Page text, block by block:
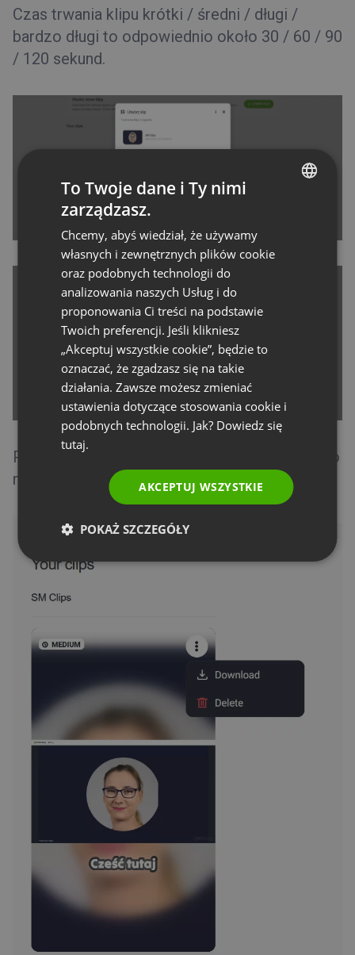
Czas trwania klipu krótki / średni / długi /
bardzo długi to odpowiednio około 30 / 60 / 90
/ 120 sekund.
Po udanym wygenerowaniu klipu zobaczysz go
na liście. Klip można pobrać lub usunąć z listy.
FRENCH
RUSSIAN
SPANISH
ITALIAN
To Twoje dane i Ty nimi
zarządzasz.
Chcemy, abyś wiedział, że używamy
własnych i zewnętrznych plików cookie
oraz podobnych technologii do
analizowania naszych Usług i do
proponowania Ci treści na podstawie
Twoich preferencji. Jeśli klikniesz
„Akceptuj wszystkie cookie”, będzie to
oznaczać, że zgadzasz się na takie
działania. Zawsze możesz zmieniać
ustawienia dotyczące stosowania cookie i
podobnych technologii. Jak? Dowiedz się
tutaj.
AKCEPTUJ WSZYSTKIE
POKAŻ SZCZEGÓŁY